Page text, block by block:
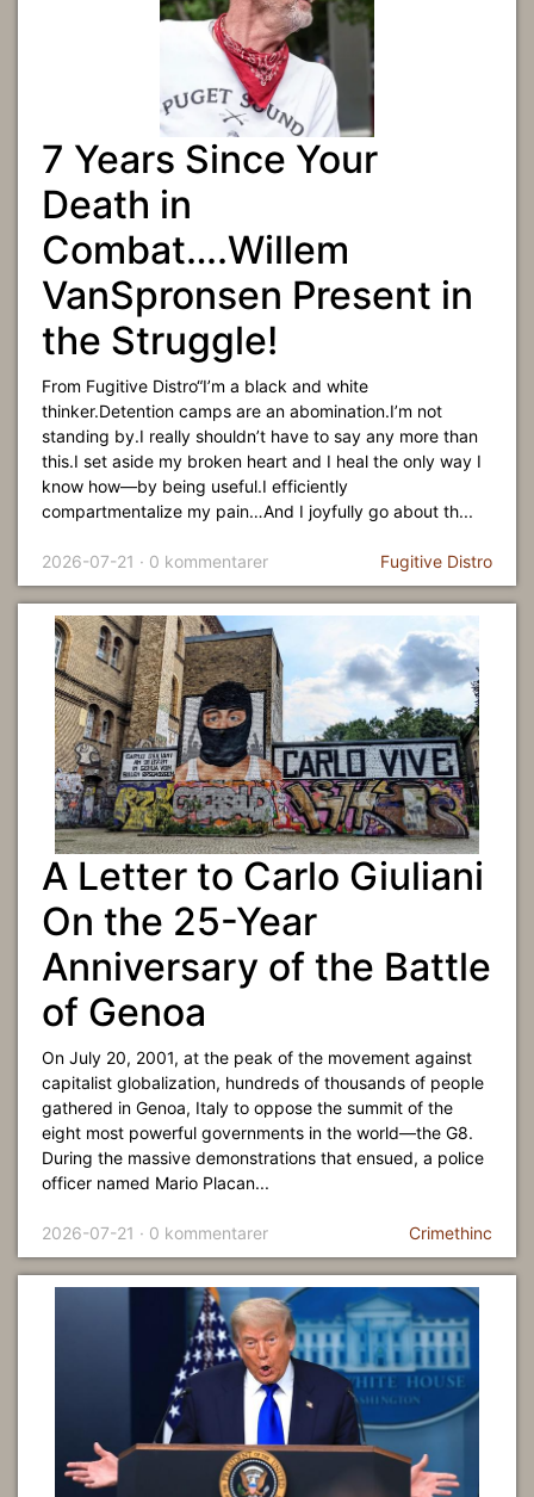
7 Years Since Your
Death in
Combat….Willem
VanSpronsen Present in
the Struggle!
From Fugitive Distro“I’m a black and white
thinker.Detention camps are an abomination.I’m not
standing by.I really shouldn’t have to say any more than
this.I set aside my broken heart and I heal the only way I
know how—by being useful.I efficiently
compartmentalize my pain…And I joyfully go about th...
2026-07-21 · 0 kommentarer Fugitive Distro
A Letter to Carlo Giuliani
On the 25-Year
Anniversary of the Battle
of Genoa
On July 20, 2001, at the peak of the movement against
capitalist globalization, hundreds of thousands of people
gathered in Genoa, Italy to oppose the summit of the
eight most powerful governments in the world—the G8.
During the massive demonstrations that ensued, a police
officer named Mario Placan...
2026-07-21 · 0 kommentarer Crimethinc